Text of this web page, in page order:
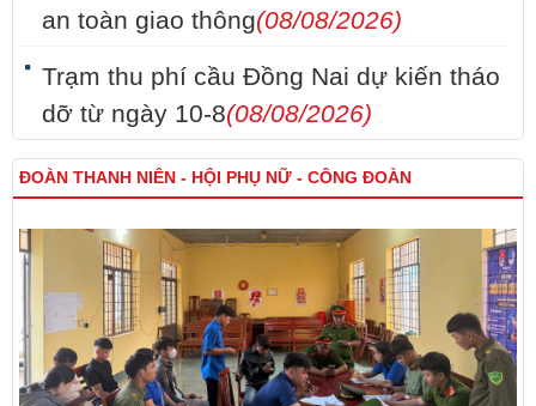
an toàn giao thông(08/08/2026)
Trạm thu phí cầu Đồng Nai dự kiến tháo
dỡ từ ngày 10-8(08/08/2026)
ĐOÀN THANH NIÊN - HỘI PHỤ NỮ - CÔNG ĐOÀN